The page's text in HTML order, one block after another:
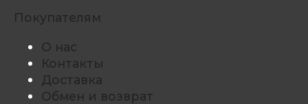
Покупателям
О нас
Контакты
Доставка
Обмен и возврат